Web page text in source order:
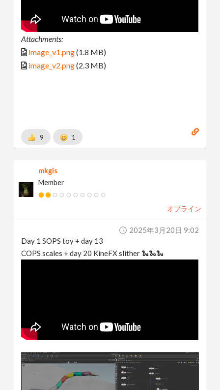
Attachments:
image_v1.png(1.8 MB)
image_v2.png(2.3 MB)
9 1
mkgis
Member
オフライン
2025年3月20日 9:02
Day 1 SOPS toy + day 13
COPS scales + day 20 KineFX slither 🐍🐍🐍